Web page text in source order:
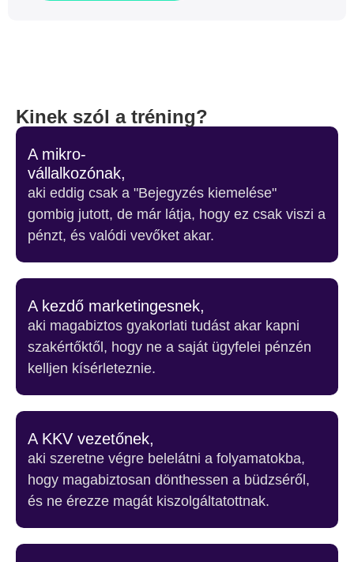
Kinek szól a tréning?
A mikro-
vállalkozónak,
aki eddig csak a "Bejegyzés kiemelése"
gombig jutott, de már látja, hogy ez csak viszi a
pénzt, és valódi vevőket akar.
A kezdő marketingesnek,
aki magabiztos gyakorlati tudást akar kapni
szakértőktől, hogy ne a saját ügyfelei pénzén
kelljen kísérleteznie.
A KKV vezetőnek,
aki szeretne végre belelátni a folyamatokba,
hogy magabiztosan dönthessen a büdzséről,
és ne érezze magát kiszolgáltatottnak.